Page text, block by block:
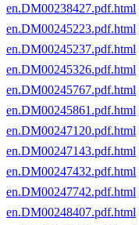
en.DM00238427.pdf.html
en.DM00245223.pdf.html
en.DM00245237.pdf.html
en.DM00245326.pdf.html
en.DM00245767.pdf.html
en.DM00245861.pdf.html
en.DM00247120.pdf.html
en.DM00247143.pdf.html
en.DM00247432.pdf.html
en.DM00247742.pdf.html
en.DM00248407.pdf.html